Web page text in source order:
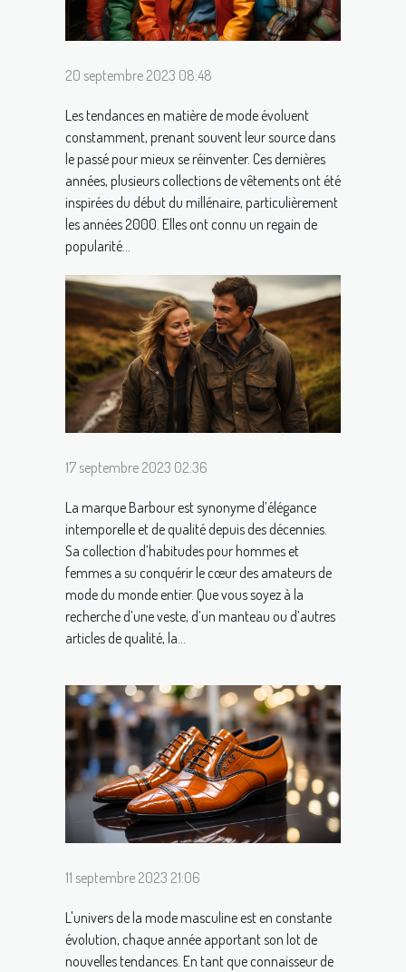
20 septembre 2023 08:48
Les tendances en matière de mode évoluent
constamment, prenant souvent leur source dans
le passé pour mieux se réinventer. Ces dernières
années, plusieurs collections de vêtements ont été
inspirées du début du millénaire, particulièrement
les années 2000. Elles ont connu un regain de
popularité...
17 septembre 2023 02:36
La marque Barbour est synonyme d’élégance
intemporelle et de qualité depuis des décennies.
Sa collection d’habitudes pour hommes et
femmes a su conquérir le cœur des amateurs de
mode du monde entier. Que vous soyez à la
recherche d’une veste, d’un manteau ou d’autres
articles de qualité, la...
11 septembre 2023 21:06
L'univers de la mode masculine est en constante
évolution, chaque année apportant son lot de
nouvelles tendances. En tant que connaisseur de